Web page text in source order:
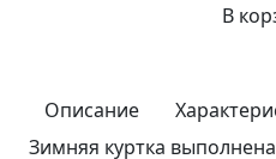
В
Описание
Зимняя куртка